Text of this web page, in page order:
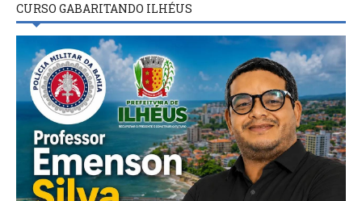
CURSO GABARITANDO ILHÉUS